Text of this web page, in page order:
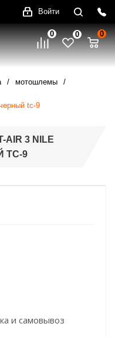
Войти
0 0 0
мотошлемы
tc-9
3 NILE
9
и самовывоз